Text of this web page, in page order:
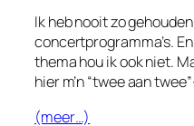
Ik heb nooit zo
concertprogramma’s.
thema hou ik ook niet.
hier m’n “twee aan
(meer…)